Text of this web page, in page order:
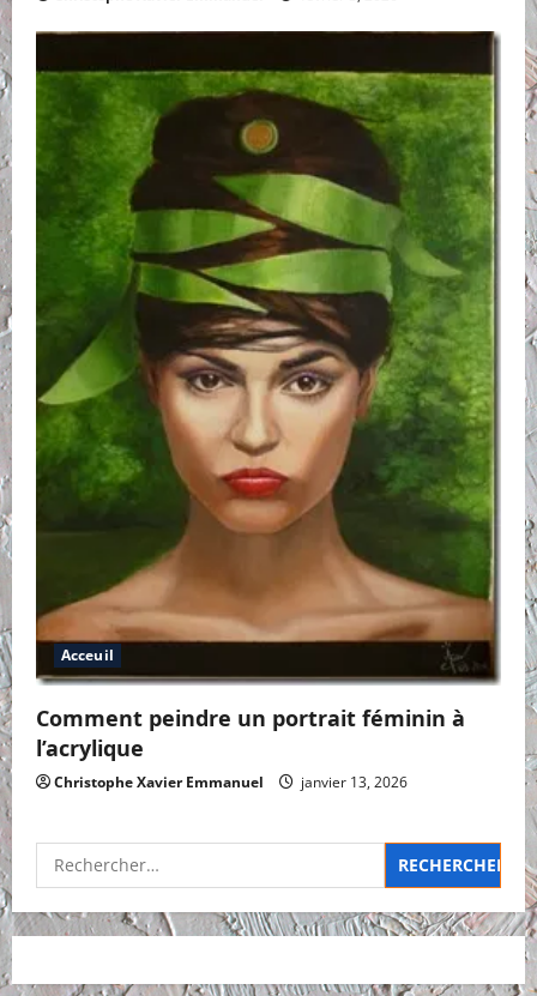
Acceuil
Comment peindre un portrait féminin à
l’acrylique
Christophe Xavier Emmanuel janvier 13, 2026
Rechercher :